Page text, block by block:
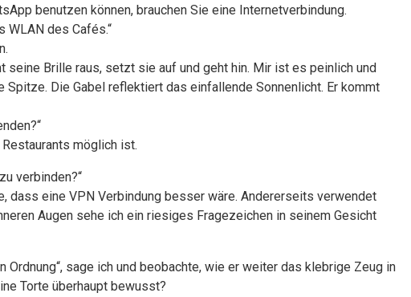
benutzen können, brauchen Sie eine Internetverbindung.
WLAN des Cafés.“
seine Brille raus, setzt sie auf und geht hin. Mir ist es peinlich und
Die Gabel reflektiert das einfallende Sonnenlicht. Er kommt
möglich ist.
verbinden?“
dass eine VPN Verbindung besser wäre. Andererseits verwendet
Augen sehe ich ein riesiges Fragezeichen in seinem Gesicht
Ordnung“, sage ich und beobachte, wie er weiter das klebrige Zeug in
Torte überhaupt bewusst?